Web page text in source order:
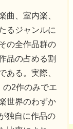
、室内楽、
るジャンルに
の全作品群の
品の占める割
ある。実際、
の2作のみでエ
世界のわずか
独自に作品の